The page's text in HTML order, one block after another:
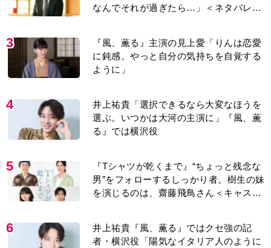
なんでそれが過ぎたら…」＜ネタバレあ
3
『風、薫る』主演の見上愛「りんは恋愛
に鈍感。やっと自分の気持ちを自覚する
ように」
4
井上祐貴「選択できるなら大変なほうを
選ぶ。いつかは大河の主演に」『風、薫
る』では横沢役
5
『Tシャツが乾くまで』“ちょっと残念な
男”をフォローするしっかり者。樹生の妹
を演じるのは、齋藤飛鳥さん＜キャスト
6
井上祐貴『風、薫る』ではクセ強の記
者・横沢役「陽気なイタリア人のように